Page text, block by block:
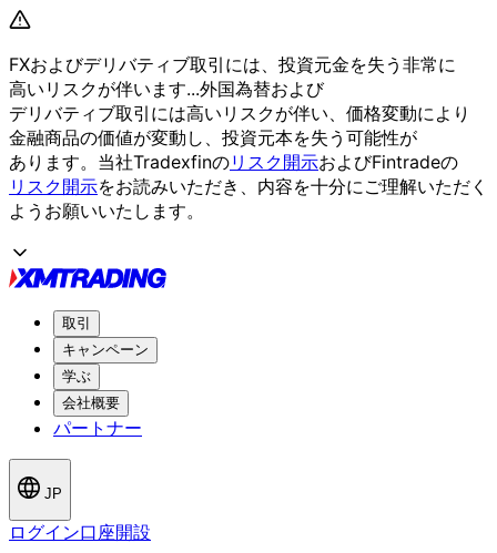
FXおよびデリバティブ取引には、 投資元金を失う 非常に
高いリスクが伴います...外国為替および
デリバティブ取引には高いリスクが伴い、 価格変動により
金融商品の価値が変動し、 投資元本を失う 可能性が
あります。 当社Tradexfinのリスク開示およびFintradeの
リスク開示をお読みいただき、 内容を十分にご理解いただく
よう お願いいたします。
取引
キャンペーン
学ぶ
会社概要
パートナー
JP
ログイン口座開設